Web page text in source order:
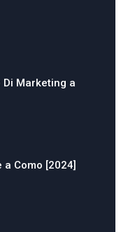
Marketing a
Como [2024]